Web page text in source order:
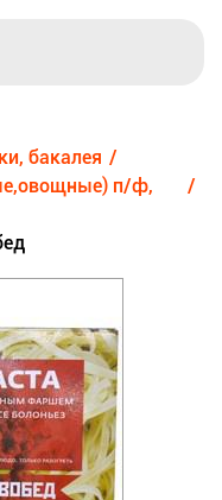
бакалея
п/ф,